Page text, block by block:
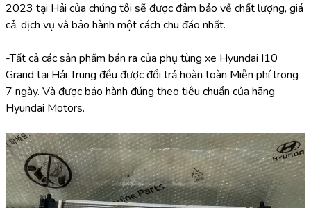
2023 tại Hải của chúng tôi sẽ được đảm bảo về chất lượng, giá
cả, dịch vụ và bảo hành một cách chu đáo nhất.
-Tất cả các sản phẩm bán ra của phụ tùng xe Hyundai I10
Grand tại Hải Trung đều được đổi trả hoàn toàn Miễn phí trong
7 ngày. Và được bảo hành đúng theo tiêu chuẩn của hãng
Hyundai Motors.